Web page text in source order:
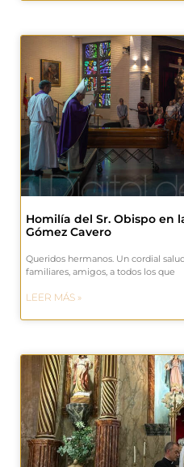
Homilía del Sr. Obispo en
Gómez Cavero
Queridos hermanos. Un cordial
familiares, amigos, a todos los que
LEER MÁS »